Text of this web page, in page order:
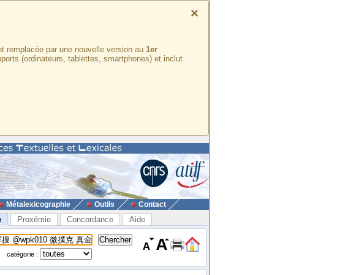
×
remplacée par une nouvelle version au 1er
(ordinateurs, tablettes, smartphones) et inclut
Métalexicographie Outils Contact
Proxémie Concordance Aide
catégorie :